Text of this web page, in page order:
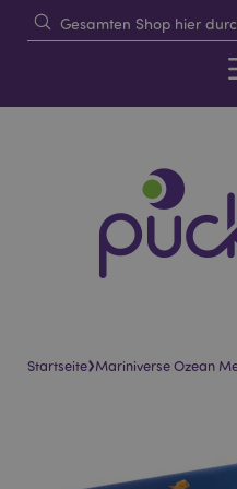
Startseite›Mariniverse Ozean